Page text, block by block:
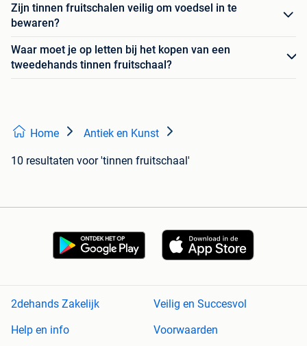
Zijn tinnen fruitschalen veilig om voedsel in te
bewaren?
Waar moet je op letten bij het kopen van een
tweedehands tinnen fruitschaal?
Home Antiek en Kunst
10 resultaten voor 'tinnen fruitschaal'
2dehands Zakelijk
Veilig en Succesvol
Help en info
Voorwaarden